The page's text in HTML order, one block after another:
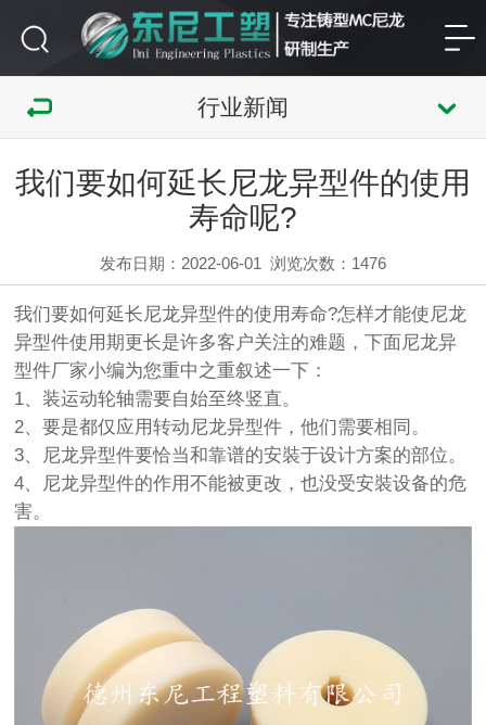
行业新闻
我们要如何延长尼龙异型件的使用
寿命呢?
发布日期：2022-06-01 浏览次数： 1476
我们要如何延长尼龙异型件的使用寿命?怎样才能使尼龙
异型件使用期更长是许多客户关注的难题，下面尼龙异
型件厂家小编为您重中之重叙述一下：
1、装运动轮轴需要自始至终竖直。
2、要是都仅应用转动尼龙异型件，他们需要相同。
3、尼龙异型件要恰当和靠谱的安裝于设计方案的部位。
4、尼龙异型件的作用不能被更改，也没受安裝设备的危
害。